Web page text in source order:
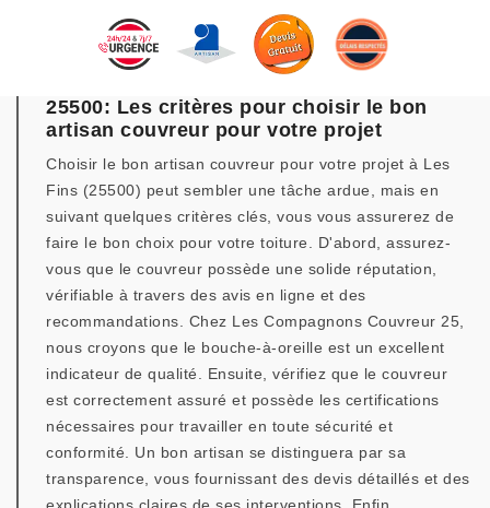
25500: Les critères pour choisir le bon
artisan couvreur pour votre projet
Choisir le bon artisan couvreur pour votre projet à Les
Fins (25500) peut sembler une tâche ardue, mais en
suivant quelques critères clés, vous vous assurerez de
faire le bon choix pour votre toiture. D'abord, assurez-
vous que le couvreur possède une solide réputation,
vérifiable à travers des avis en ligne et des
recommandations. Chez Les Compagnons Couvreur 25,
nous croyons que le bouche-à-oreille est un excellent
indicateur de qualité. Ensuite, vérifiez que le couvreur
est correctement assuré et possède les certifications
nécessaires pour travailler en toute sécurité et
conformité. Un bon artisan se distinguera par sa
transparence, vous fournissant des devis détaillés et des